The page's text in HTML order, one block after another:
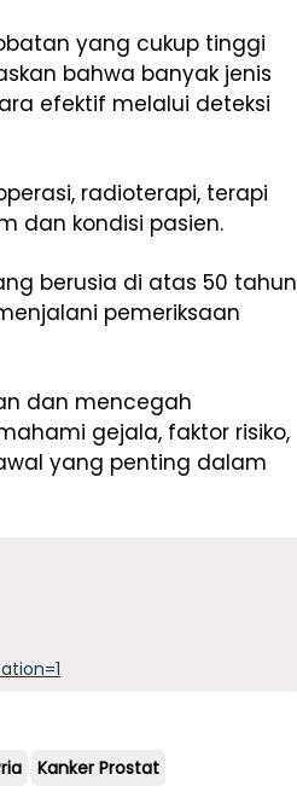
yang cukup tinggi
bahwa banyak jenis
efektif melalui deteksi
radioterapi, terapi
dan kondisi pasien.
berusia di atas 50 tahun
pemeriksaan
dan mencegah
gejala, faktor risiko,
yang penting dalam
Kanker Prostat